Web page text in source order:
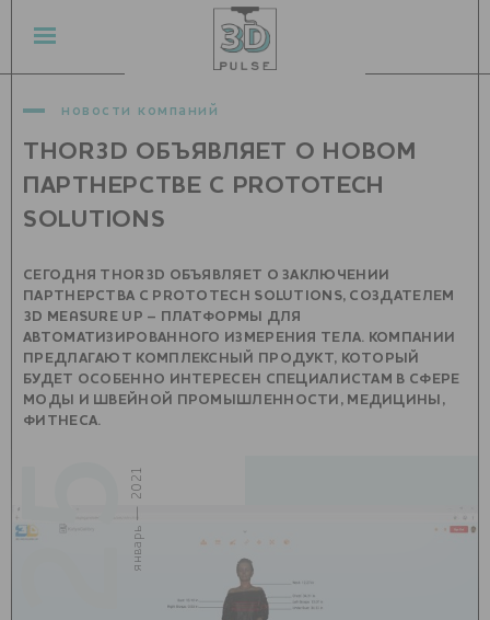
новости компаний
THOR3D ОБЪЯВЛЯЕТ О НОВОМ
ПАРТНЕРСТВЕ С PROTOTECH
SOLUTIONS
СЕГОДНЯ THOR3D ОБЪЯВЛЯЕТ О ЗАКЛЮЧЕНИИ
ПАРТНЕРСТВА С PROTOTECH SOLUTIONS, СОЗДАТЕЛЕМ
3D MEASURE UP – ПЛАТФОРМЫ ДЛЯ
АВТОМАТИЗИРОВАННОГО ИЗМЕРЕНИЯ ТЕЛА. КОМПАНИИ
ПРЕДЛАГАЮТ КОМПЛЕКСНЫЙ ПРОДУКТ, КОТОРЫЙ
БУДЕТ ОСОБЕННО ИНТЕРЕСЕН СПЕЦИАЛИСТАМ В СФЕРЕ
МОДЫ И ШВЕЙНОЙ ПРОМЫШЛЕННОСТИ, МЕДИЦИНЫ,
ФИТНЕСА.
25
январь — 2021